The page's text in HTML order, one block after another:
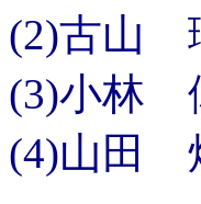
(2)古山
(3)小林
(4)山田